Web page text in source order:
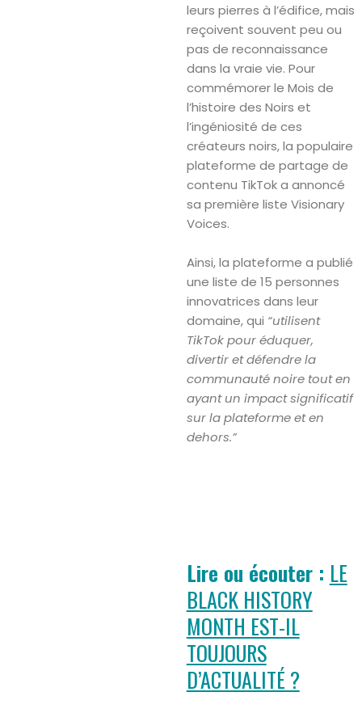
leurs pierres à l’édifice, mais
reçoivent souvent peu ou
pas de reconnaissance
dans la vraie vie. Pour
commémorer le Mois de
l’histoire des Noirs et
l’ingéniosité de ces
créateurs noirs, la populaire
plateforme de partage de
contenu TikTok a annoncé
sa première liste Visionary
Voices.
Ainsi, la plateforme a publié
une liste de 15 personnes
innovatrices dans leur
domaine, qui “utilisent
TikTok pour éduquer,
divertir et défendre la
communauté noire tout en
ayant un impact significatif
sur la plateforme et en
dehors.”
Lire ou écouter : LE
BLACK HISTORY
MONTH EST-IL
TOUJOURS
D’ACTUALITÉ ?